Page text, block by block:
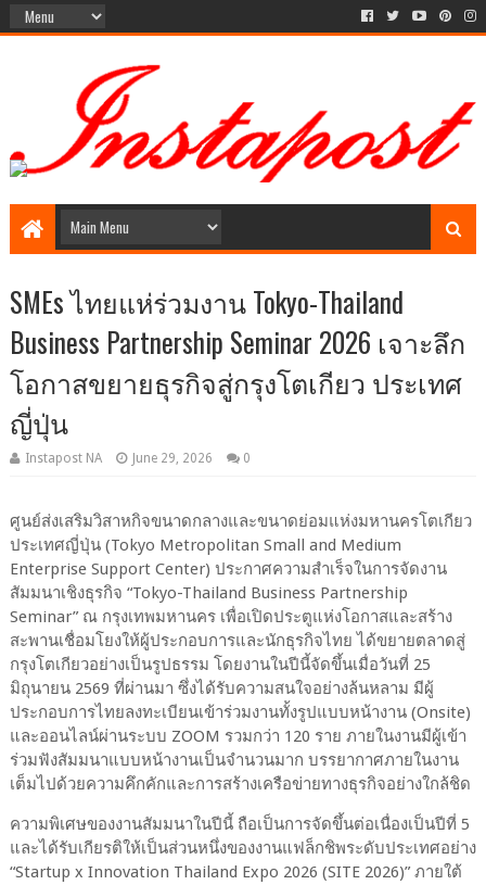
Social Media style Website
SMEs ไทยแห่ร่วมงาน Tokyo-Thailand
Business Partnership Seminar 2026 เจาะลึก
โอกาสขยายธุรกิจสู่กรุงโตเกียว ประเทศ
ญี่ปุ่น
Instapost NA June 29, 2026 0
ศูนย์ส่งเสริมวิสาหกิจขนาดกลางและขนาดย่อมแห่งมหานครโตเกียว
ประเทศญี่ปุ่น (Tokyo Metropolitan Small and Medium
Enterprise Support Center) ประกาศความสำเร็จในการจัดงาน
สัมมนาเชิงธุรกิจ “Tokyo-Thailand Business Partnership
Seminar” ณ กรุงเทพมหานคร เพื่อเปิดประตูแห่งโอกาสและสร้าง
สะพานเชื่อมโยงให้ผู้ประกอบการและนักธุรกิจไทย ได้ขยายตลาดสู่
กรุงโตเกียวอย่างเป็นรูปธรรม โดยงานในปีนี้จัดขึ้นเมื่อวันที่ 25
มิถุนายน 2569 ที่ผ่านมา ซึ่งได้รับความสนใจอย่างล้นหลาม มีผู้
ประกอบการไทยลงทะเบียนเข้าร่วมงานทั้งรูปแบบหน้างาน (Onsite)
และออนไลน์ผ่านระบบ ZOOM รวมกว่า 120 ราย ภายในงานมีผู้เข้า
ร่วมฟังสัมมนาแบบหน้างานเป็นจำนวนมาก บรรยากาศภายในงาน
เต็มไปด้วยความคึกคักและการสร้างเครือข่ายทางธุรกิจอย่างใกล้ชิด
ความพิเศษของงานสัมมนาในปีนี้ ถือเป็นการจัดขึ้นต่อเนื่องเป็นปีที่ 5
และได้รับเกียรติให้เป็นส่วนหนึ่งของงานแฟล็กชิพระดับประเทศอย่าง
“Startup x Innovation Thailand Expo 2026 (SITE 2026)” ภายใต้